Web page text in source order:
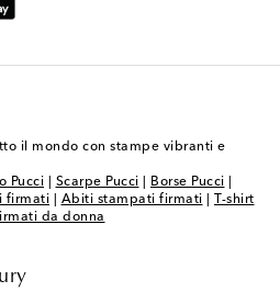
il mondo con stampe vibranti e
Pucci Scarpe Pucci Borse Pucci
firmati Abiti stampati firmati
T-shirt
da donna